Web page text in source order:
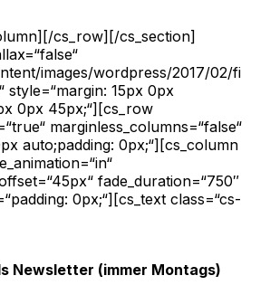
cs_row][/cs_section]
images/wordpress/2017/02/fi
style=“margin: 15px 0px
0px 45px;“][cs_row
marginless_columns=“false“
auto;padding: 0px;“][cs_column
fade_duration=“750″
0px;“][cs_text class=“cs-
Newsletter (immer Montags)